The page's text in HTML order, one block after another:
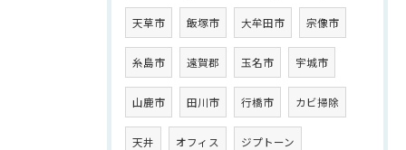
天草市 飯塚市 大牟田市 宗像市
糸島市 遠賀郡 玉名市 宇城市
山鹿市 田川市 行橋市 カビ掃除
天井 オフィス ジプトーン